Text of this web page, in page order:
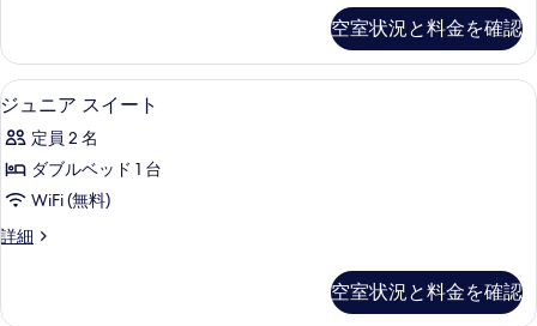
写
真
を
表
示
る
真
を
表
示
す
る
細
空室状況と料金を確認
ジ
ュ
ニ
ア
イ
ト
ジュニア スイート | セーフティボッ
4
ジュニア スイート
定員 2 名
ダブルベッド 1 台
WiFi (無料)
詳細
ジ
ス
空室状況と料金を確認